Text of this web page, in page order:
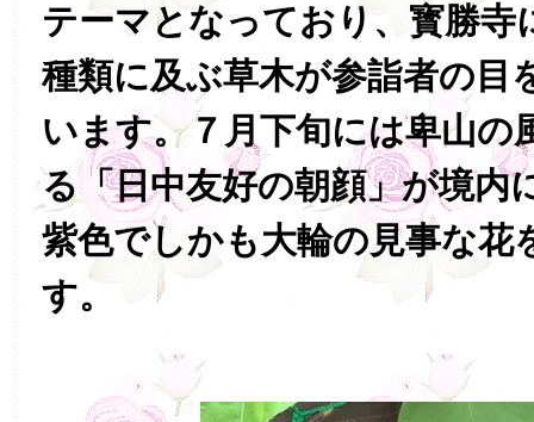
テーマとなっており、寳勝寺
種類に及ぶ草木が参詣者の目
います。７月下旬には卑山の
る「日中友好の朝顔」が境内
紫色でしかも大輪の見事な花
す。